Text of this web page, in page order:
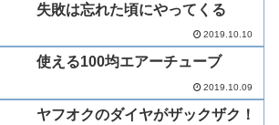
失敗は忘れた頃にやってくる
2019.10.10
使える100均エアーチューブ
2019.10.09
ヤフオクのダイヤがザックザク！